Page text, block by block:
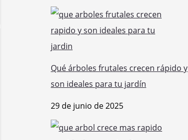
Qué árboles frutales crecen rápido y
son ideales para tu jardín
29 de junio de 2025